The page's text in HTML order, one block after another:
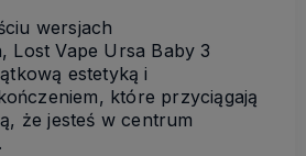
wersjach
Lost Vape Ursa Baby 3
estetyką i
które przyciągają
że jesteś w centrum